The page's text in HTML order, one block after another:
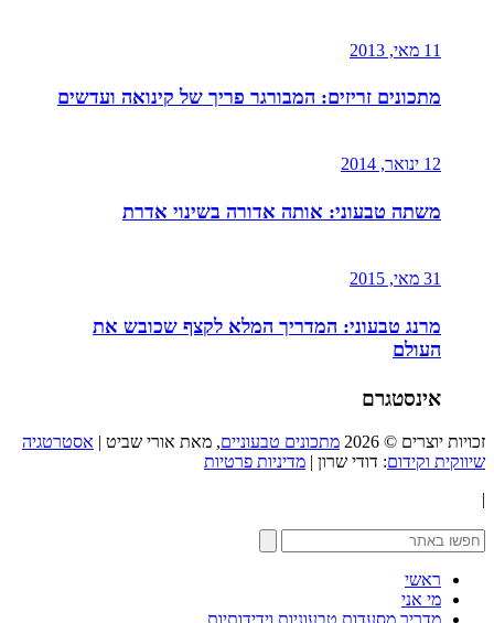
11 מאי, 2013
מתכונים זריזים: המבורגר פריך של קינואה ועדשים
12 ינואר, 2014
משתה טבעוני: אותה אדורה בשינוי אדרת
31 מאי, 2015
מרנג טבעוני: המדריך המלא לקצף שכובש את
העולם
אינסטגרם
זכויות יוצרים © 2026 מתכונים טבעוניים, מאת אורי שביט | אסטרטגיה
שיווקית וקידום: דודי שרון | מדיניות פרטיות
|
ראשי
מי אני
מדריך מסעדות טבעוניות וידידותיות